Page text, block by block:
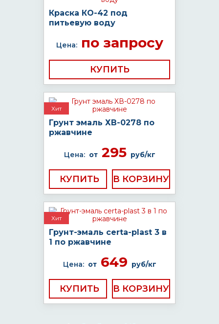
Краска КО-42 под
питьевую воду
Цена:по запросу
КУПИТЬ
Хит
Грунт эмаль ХВ-0278 по
ржавчине
Цена: от295 руб/кг
КУПИТЬ
Хит
Грунт-эмаль certa-plast 3 в
1 по ржавчине
Цена: от649 руб/кг
КУПИТЬ